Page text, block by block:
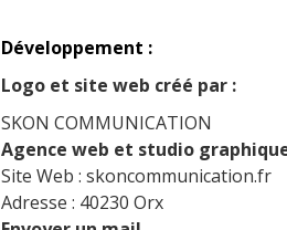
Développement :
Logo et site web créé par :
SKON COMMUNICATION
Agence web et studio
Site Web :skoncommunication.fr
Adresse : 40230 Orx